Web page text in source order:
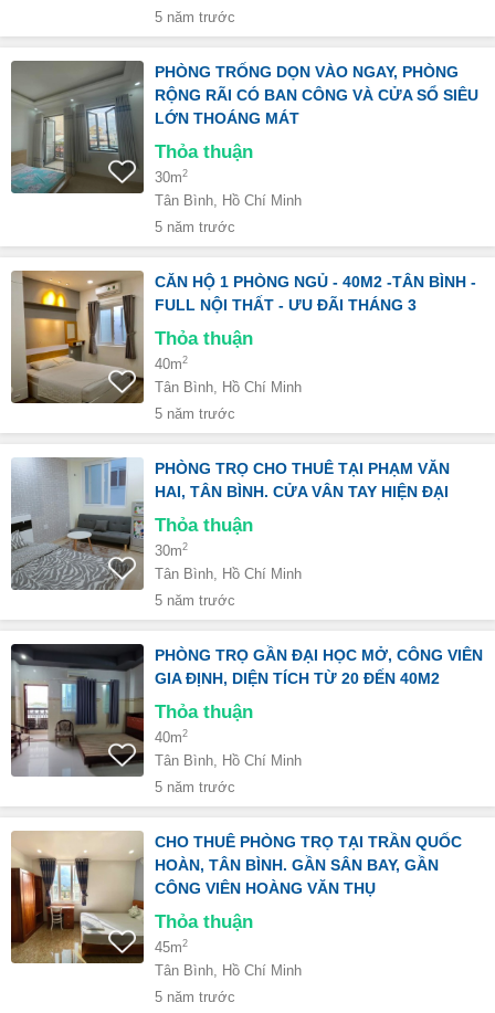
5 năm trước
PHÒNG TRỐNG DỌN VÀO NGAY, PHÒNG
RỘNG RÃI CÓ BAN CÔNG VÀ CỬA SỔ SIÊU
LỚN THOÁNG MÁT
Thỏa thuận
30m2
Tân Bình, Hồ Chí Minh
5 năm trước
CĂN HỘ 1 PHÒNG NGỦ - 40M2 -TÂN BÌNH -
FULL NỘI THẤT - ƯU ĐÃI THÁNG 3
Thỏa thuận
40m2
Tân Bình, Hồ Chí Minh
5 năm trước
PHÒNG TRỌ CHO THUÊ TẠI PHẠM VĂN
HAI, TÂN BÌNH. CỬA VÂN TAY HIỆN ĐẠI
Thỏa thuận
30m2
Tân Bình, Hồ Chí Minh
5 năm trước
PHÒNG TRỌ GẦN ĐẠI HỌC MỞ, CÔNG VIÊN
GIA ĐỊNH, DIỆN TÍCH TỪ 20 ĐẾN 40M2
Thỏa thuận
40m2
Tân Bình, Hồ Chí Minh
5 năm trước
CHO THUÊ PHÒNG TRỌ TẠI TRẦN QUỐC
HOÀN, TÂN BÌNH. GẦN SÂN BAY, GẦN
CÔNG VIÊN HOÀNG VĂN THỤ
Thỏa thuận
45m2
Tân Bình, Hồ Chí Minh
5 năm trước